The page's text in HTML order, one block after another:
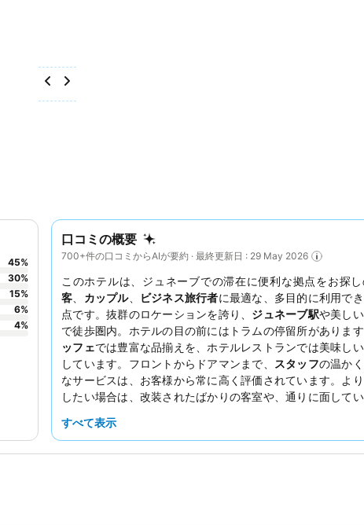
口コミの概要
700+件の口コミからAIが要約 · 最終更新日 : 29 May 2026
このホテルは、ジュネーブでの滞在に便利な拠点をお探
客
カップル、 ビジネス旅行者に最適な、多目的に利用で
点です。抜群のロケーションを誇り、 ジュネーブ駅や美しい
で徒歩圏内。ホテルの目の前にはトラムの停留所がありま
ッフェでは豊富な品揃えを、ホテルレストランでは美味し
しています。フロントからドアマンまで、
スタッフの温か
なサービスは、お客様から常に高く評価されています。よ
したい場合は、改装されたばかりの客室や、通りに面して
すべて表示
45%
30%
15%
6%
4%